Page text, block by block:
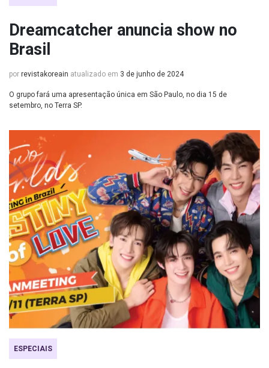
Dreamcatcher anuncia show no
Brasil
por revistakoreain atualizado em 3 de junho de 2024
O grupo fará uma apresentação única em São Paulo, no dia 15 de
setembro, no Terra SP.
ESPECIAIS